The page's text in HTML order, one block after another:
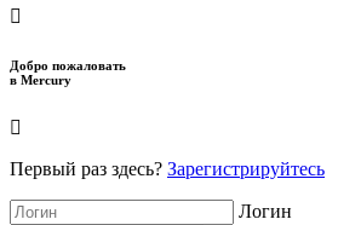
Добро пожаловать
в Mercury
Первый раз здесь? Зарегистрируйтесь
Логин